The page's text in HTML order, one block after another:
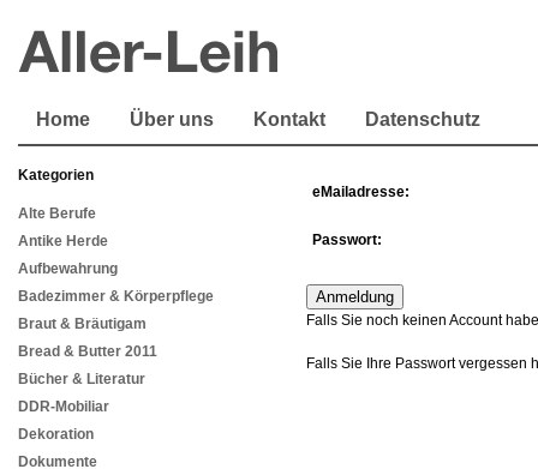
Home Über uns Kontakt Datenschutz
Kategorien
Alte Berufe
Antike Herde
Aufbewahrung
Badezimmer & Körperpflege
Braut & Bräutigam
Bread & Butter 2011
Bücher & Literatur
DDR-Mobiliar
Dekoration
Dokumente
eMailadresse:
Passwort:
Falls Sie noch keinen Account
Falls Sie Ihre Passwort vergessen